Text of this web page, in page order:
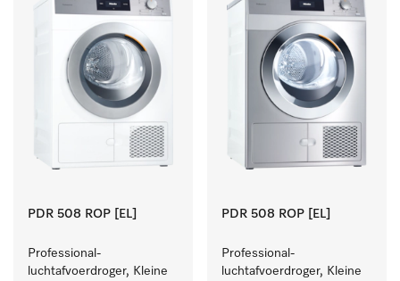
PDR 508 ROP [EL]
Professional-
luchtafvoerdroger, Kleine
PDR 508 ROP [EL]
Professional-
luchtafvoerdroger, Kleine